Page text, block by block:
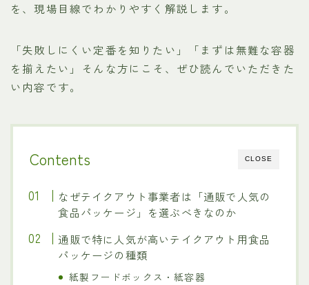
を、現場目線でわかりやすく解説します。
「失敗しにくい定番を知りたい」「まずは無難な容器
を揃えたい」そんな方にこそ、ぜひ読んでいただきた
い内容です。
CLOSE
Contents
なぜテイクアウト事業者は「通販で人気の
食品パッケージ」を選ぶべきなのか
通販で特に人気が高いテイクアウト用食品
パッケージの種類
紙製フードボックス・紙容器